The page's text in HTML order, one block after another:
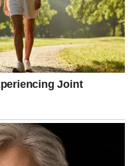
te život sruši, važno je da se
ići naprijed.
Ne podržavam ideju
djeci. U tom periodu
čega sam dosledno uz
da će Anja Alač, iako je
obaveze dok će brinuti o